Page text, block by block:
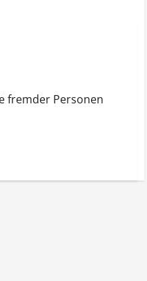
fremder Personen